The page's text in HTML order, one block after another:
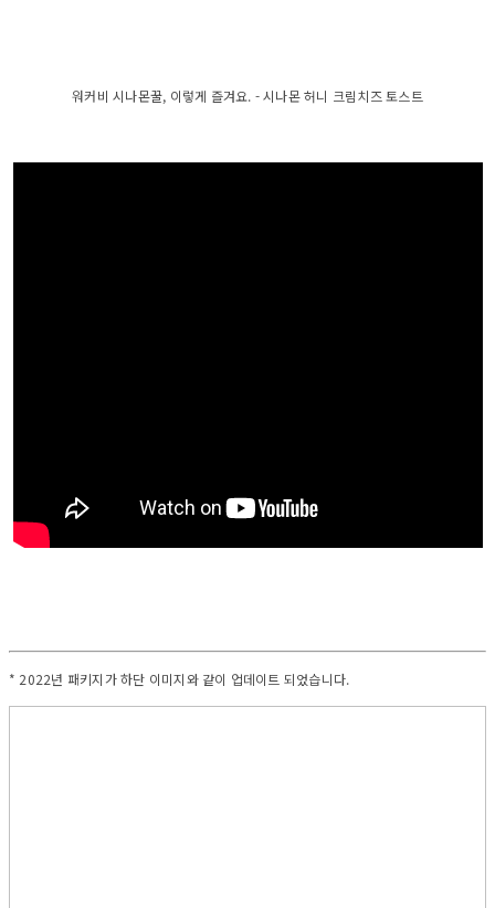
워커비 시나몬꿀, 이렇게 즐겨요. - 시나몬 허니 크림치즈 토스트
* 2022년 패키지가 하단 이미지와 같이 업데이트 되었습니다.